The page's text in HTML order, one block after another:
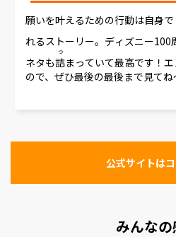
願いを叶えるための行動は自身
れるストーリー。ディズニー100
ネタも詰
つ
まっていて最高です！
ので、ぜひ最後の最後まで見てね
公式サイトは
みんな